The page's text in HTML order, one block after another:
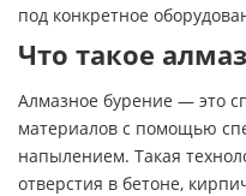
под конкретное
Что такое
Алмазное бурение — это
материалов с помощью
напылением. Такая
отверстия в бетоне,